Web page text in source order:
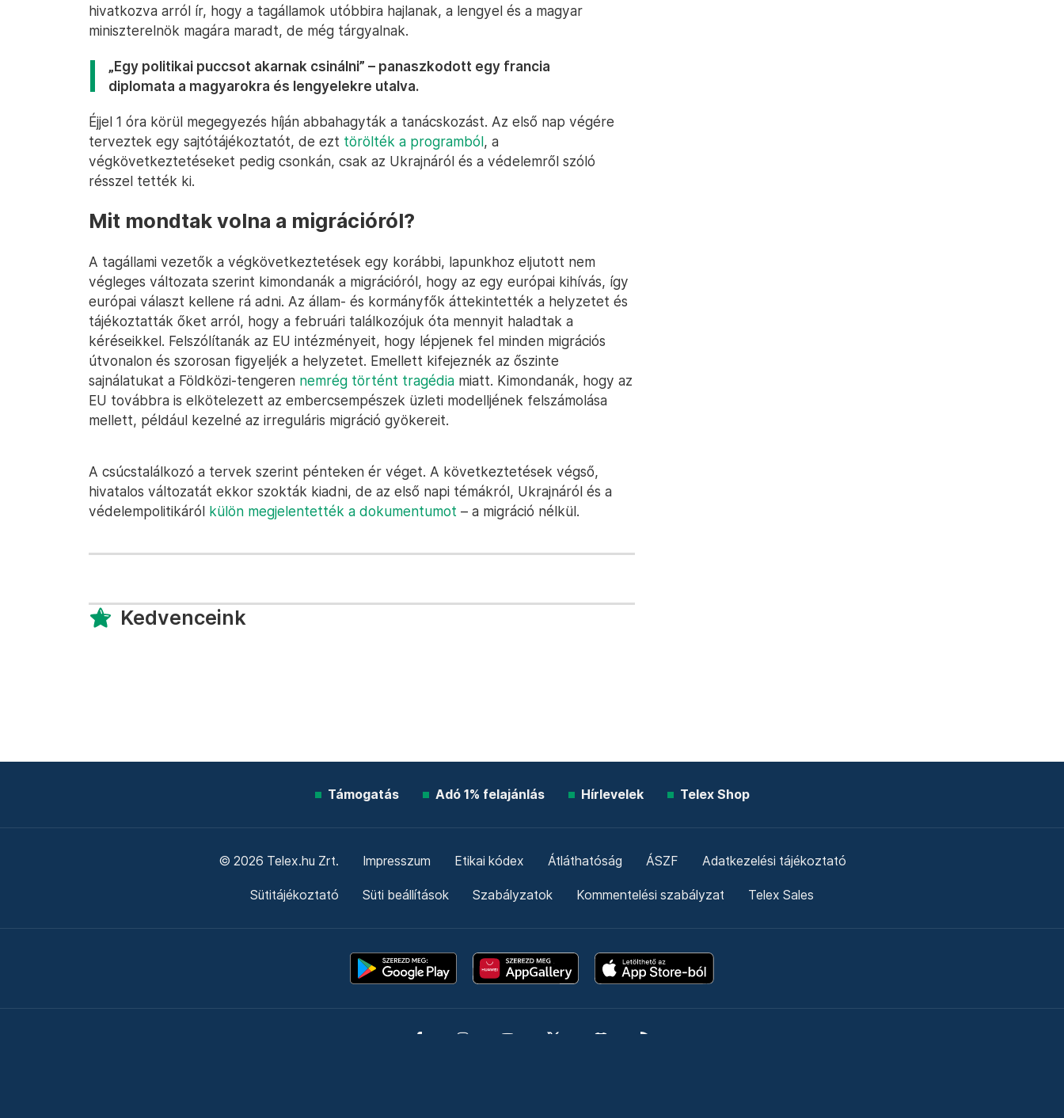
hivatkozva arról ír, hogy a tagállamok utóbbira hajlanak, a lengyel és a magyar
miniszterelnök magára maradt, de még tárgyalnak.
„Egy politikai puccsot akarnak csinálni” – panaszkodott egy francia
diplomata a magyarokra és lengyelekre utalva.
Éjjel 1 óra körül megegyezés híján abbahagyták a tanácskozást. Az első nap végére
terveztek egy sajtótájékoztatót, de ezt törölték a programból, a
végkövetkeztetéseket pedig csonkán, csak az Ukrajnáról és a védelemről szóló
résszel tették ki.
Mit mondtak volna a migrációról?
A tagállami vezetők a végkövetkeztetések egy korábbi, lapunkhoz eljutott nem
végleges változata szerint kimondanák a migrációról, hogy az egy európai kihívás, így
európai választ kellene rá adni. Az állam- és kormányfők áttekintették a helyzetet és
tájékoztatták őket arról, hogy a februári találkozójuk óta mennyit haladtak a
kéréseikkel. Felszólítanák az EU intézményeit, hogy lépjenek fel minden migrációs
útvonalon és szorosan figyeljék a helyzetet. Emellett kifejeznék az őszinte
sajnálatukat a Földközi-tengeren nemrég történt tragédia miatt. Kimondanák, hogy az
EU továbbra is elkötelezett az embercsempészek üzleti modelljének felszámolása
mellett, például kezelné az irreguláris migráció gyökereit.
A csúcstalálkozó a tervek szerint pénteken ér véget. A következtetések végső,
hivatalos változatát ekkor szokták kiadni, de az első napi témákról, Ukrajnáról és a
védelempolitikáról külön megjelentették a dokumentumot – a migráció nélkül.
Kedvenceink
Támogatás Adó 1% felajánlás Hírlevelek Telex Shop
© 2026 Telex.hu Zrt. Impresszum Etikai kódex Átláthatóság ÁSZF Adatkezelési tájékoztató
Sütitájékoztató Süti beállítások Szabályzatok Kommentelési szabályzat Telex Sales